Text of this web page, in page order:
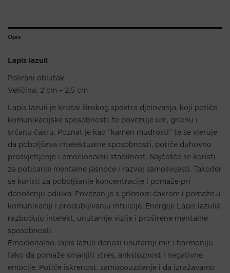
Opis
Lapis lazuli
Polirani oblutak
Veličina: 2 cm – 2,5 cm
Lapis lazuli je kristal širokog spektra djelovanja, koji potiče
komunikacijske sposobnosti, te povezuje um, grlenu i
srčanu čakru. Poznat je kao “kamen mudrosti” te se vjeruje
da poboljšava intelektualne sposobnosti, potiče duhovno
prosvjetljenje i emocionalnu stabilnost. Najčešće se koristi
za poticanje mentalne jasnoće i razvoj samosvijesti. Također
se koristi za poboljšanje koncentracije i pomaže pri
donošenju odluka. Povezan je s grlenom čakrom i pomaže u
komunikaciji i produbljivanju intuicije. Energije Lapis lazulia
razbuđuju intelekt, unutarnje vizije i proširene mentalne
sposobnosti.
Emocionalno, lapis lazuli donosi unutarnji mir i harmoniju
tako da pomaže smanjiti stres, anksioznost i negativne
emocije. Potiče iskrenost, samopouzdanje i da izražavamo